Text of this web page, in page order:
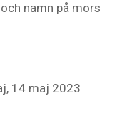
namn på mors
14 maj 2023